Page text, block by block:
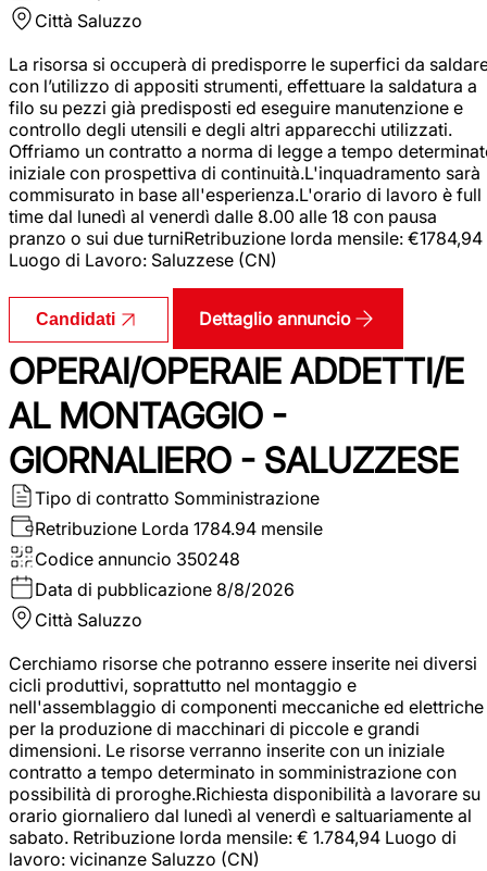
Città Saluzzo
La risorsa si occuperà di predisporre le superfici da
con l’utilizzo di appositi strumenti, effettuare la saldatura a
filo su pezzi già predisposti ed eseguire manutenzione e
controllo degli utensili e degli altri apparecchi utilizzati.
Offriamo un contratto a norma di legge a tempo
iniziale con prospettiva di continuità.L'inquadramento sarà
commisurato in base all'esperienza.L'orario di lavoro è full
time dal lunedì al venerdì dalle 8.00 alle 18 con pausa
pranzo o sui due turniRetribuzione lorda mensile: €1784,94
Luogo di Lavoro: Saluzzese (CN)
Candidati Dettaglio annuncio
OPERAI/OPERAIE ADDETTI/E
AL MONTAGGIO -
GIORNALIERO - SALUZZESE
Tipo di contratto Somministrazione
Retribuzione Lorda 1784.94 mensile
Codice annuncio 350248
Data di pubblicazione 8/8/2026
Città Saluzzo
Cerchiamo risorse che potranno essere inserite nei diversi
cicli produttivi, soprattutto nel montaggio e
nell'assemblaggio di componenti meccaniche ed elettriche
per la produzione di macchinari di piccole e grandi
dimensioni. Le risorse verranno inserite con un iniziale
contratto a tempo determinato in somministrazione con
possibilità di proroghe.Richiesta disponibilità a lavorare su
orario giornaliero dal lunedì al venerdì e saltuariamente al
sabato. Retribuzione lorda mensile: € 1.784,94 Luogo di
lavoro: vicinanze Saluzzo (CN)